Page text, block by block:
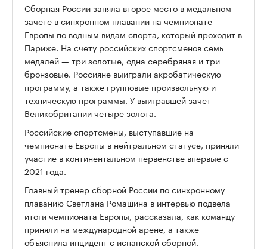
Сборная России заняла второе место в медальном
зачете в синхронном плавании на чемпионате
Европы по водным видам спорта, который проходит в
Париже. На счету российских спортсменов семь
медалей — три золотые, одна серебряная и три
бронзовые. Россияне выиграли акробатическую
программу, а также групповые произвольную и
техническую программы. У выигравшей зачет
Великобритании четыре золота.
Российские спортсмены, выступавшие на
чемпионате Европы в нейтральном статусе, приняли
участие в континентальном первенстве впервые с
2021 года.
Главный тренер сборной России по синхронному
плаванию Светлана Ромашина в интервью подвела
итоги чемпионата Европы, рассказала, как команду
приняли на международной арене, а также
объяснила инцидент с испанской сборной.